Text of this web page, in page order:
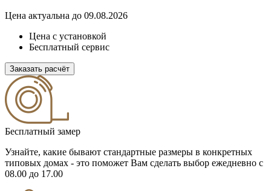
Цена актуальна до 09.08.2026
Цена с установкой
Бесплатный сервис
Заказать расчёт
Бесплатный замер
Узнайте, какие бывают стандартные размеры в конкретных
типовых домах - это поможет Вам сделать выбор ежедневно с
08.00 до 17.00